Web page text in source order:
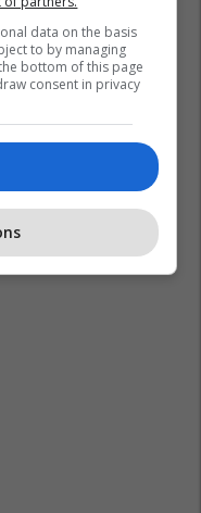
data on the basis
to by managing
bottom of this page
consent in privacy